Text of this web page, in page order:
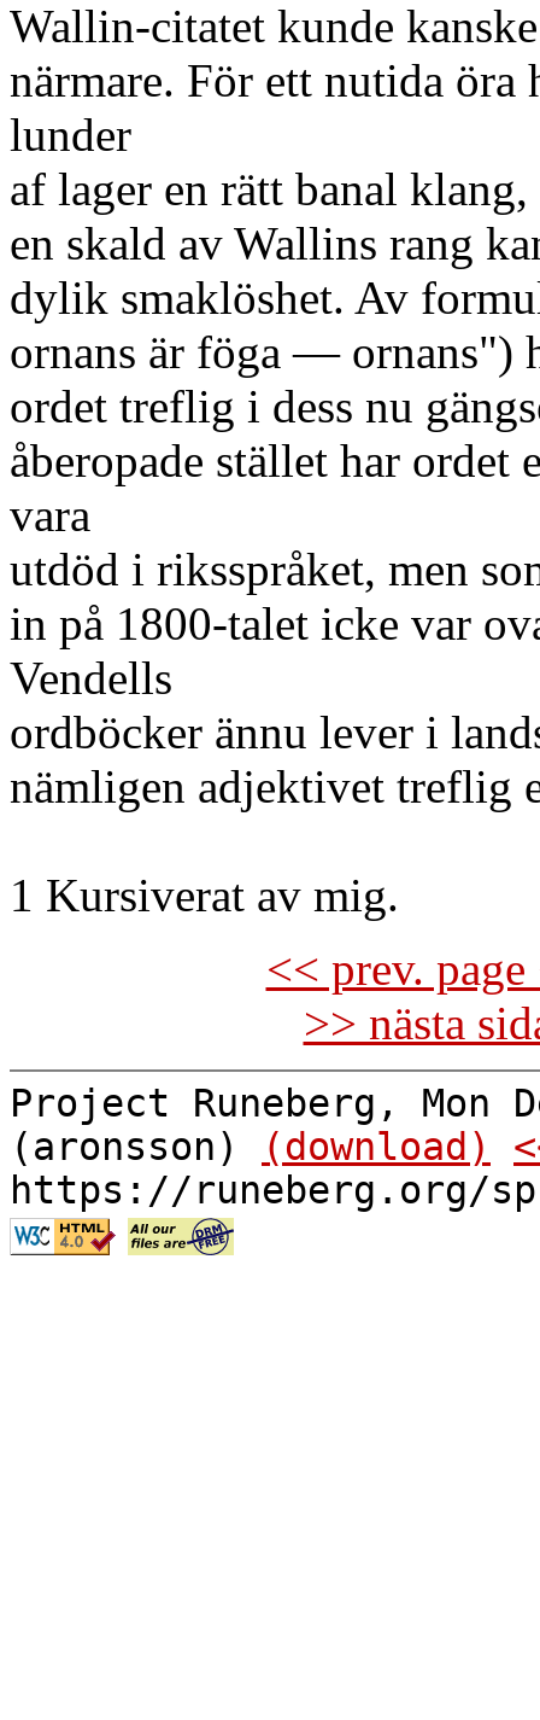
Wallin-citatet kunde
närmare. För ett nutida
lunder
af lager en rätt banal
en skald av Wallins rang
dylik smaklöshet. Av
ornans är föga — ornans")
ordet treflig i dess nu
åberopade stället har ordet
vara
utdöd i riksspråket, men
in på 1800-talet icke var
Vendells
ordböcker ännu lever i
nämligen adjektivet treflig
1 Kursiverat av mig.
<< prev.
>> nästa
Project Runeberg, Mon
(aronsson)
(download)
https://runeberg.org/